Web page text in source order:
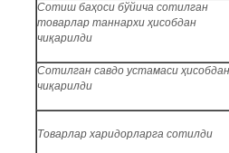
Сотиш баҳоси бўйича сотилган
товарлар таннархи ҳисобдан
чиқарилди
Сотилган савдо устамаси ҳисобдан
чиқарилди
Товарлар харидорларга сотилди